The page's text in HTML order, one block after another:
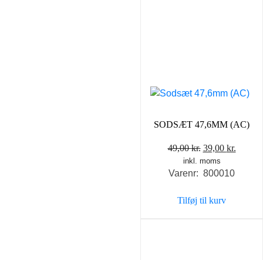
SODSÆT 47,6MM (AC)
49,00kr. Den
oprindelige
pris
49,00 kr..
39,00 kr.
inkl. moms
Varenr: 800010
Tilføj til kurv